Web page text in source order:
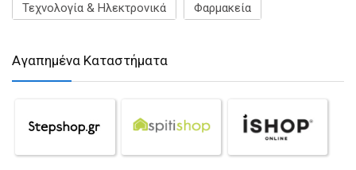
Τεχνολογία & Ηλεκτρονικά
Φαρμακεία
Αγαπημένα Καταστήματα